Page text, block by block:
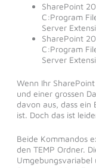
SharePoint
C:Program
Server
SharePoint
C:Program
Server
Wenn Ihr
und einer grossen
davon aus, dass ein
ist. Doch das ist
Beide Kommandos
den TEMP Ordner.